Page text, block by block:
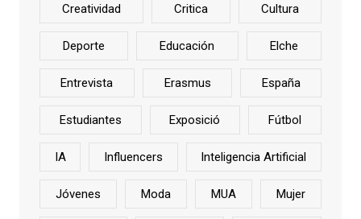
Creatividad Critica Cultura
Deporte Educación Elche
Entrevista Erasmus España
Estudiantes Exposició Fútbol
IA Influencers Inteligencia Artificial
Jóvenes Moda MUA Mujer